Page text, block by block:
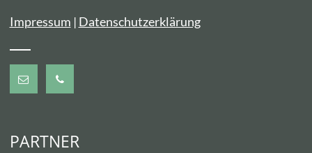
Impressum | Datenschutzerklärung
PARTNER